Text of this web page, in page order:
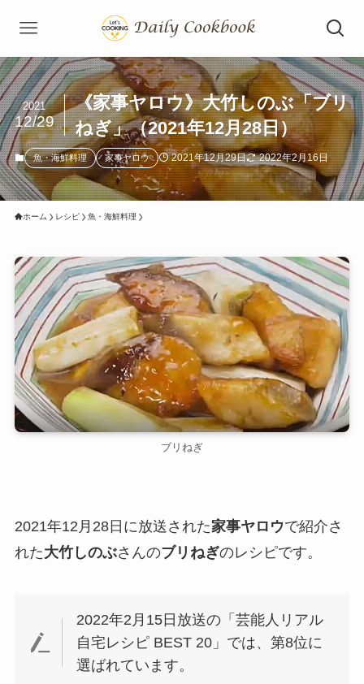
《家事ヤロウ》大竹しのぶ「ブリ
ねぎ」（2021年12月28日）
2021
12/29
魚・海鮮料理 家事ヤロウ 2021年12月29日 2022年2月16日
ホーム レシピ 魚・海鮮料理
ブリねぎ
2021年12月28日に放送された家事ヤロウで紹介さ
れた大竹しのぶさんのブリねぎのレシピです。
2022年2月15日放送の「芸能人リアル
自宅レシピ BEST 20」では、第8位に
選ばれています。